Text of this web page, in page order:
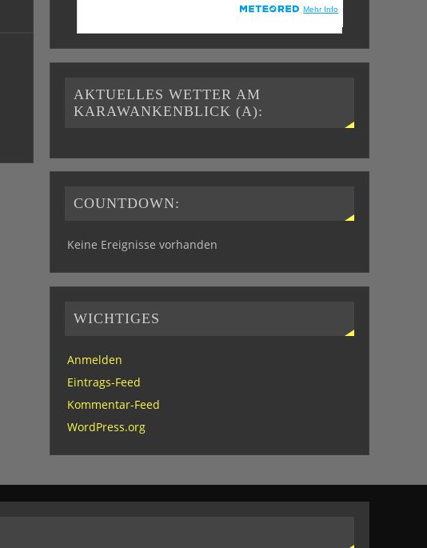
AKTUELLES WETTER AM
KARAWANKENBLICK (A):
COUNTDOWN:
Keine Ereignisse vorhanden
WICHTIGES
Anmelden
Eintrags-Feed
Kommentar-Feed
WordPress.org